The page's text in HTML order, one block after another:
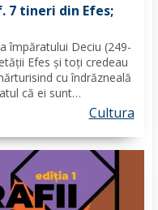
7 tineri din Efes;
împăratului Deciu (249-
Efes şi toţi credeau
cu îndrăzneală
că ei sunt
la judecată. În
Cultura